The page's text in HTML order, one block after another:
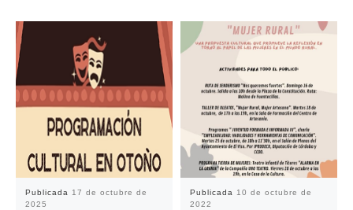
Publicada 17 de octubre de
2025
Publicada 10 de octubre de
2022